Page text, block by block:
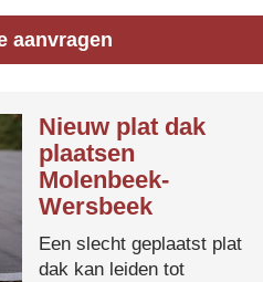
aanvragen
Nieuw plat dak
plaatsen
Molenbeek-
Wersbeek
Een slecht geplaatst plat
dak kan leiden tot